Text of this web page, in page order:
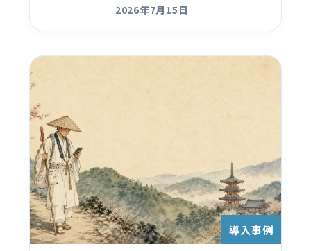
更新日
2026年7月15日
導入事例